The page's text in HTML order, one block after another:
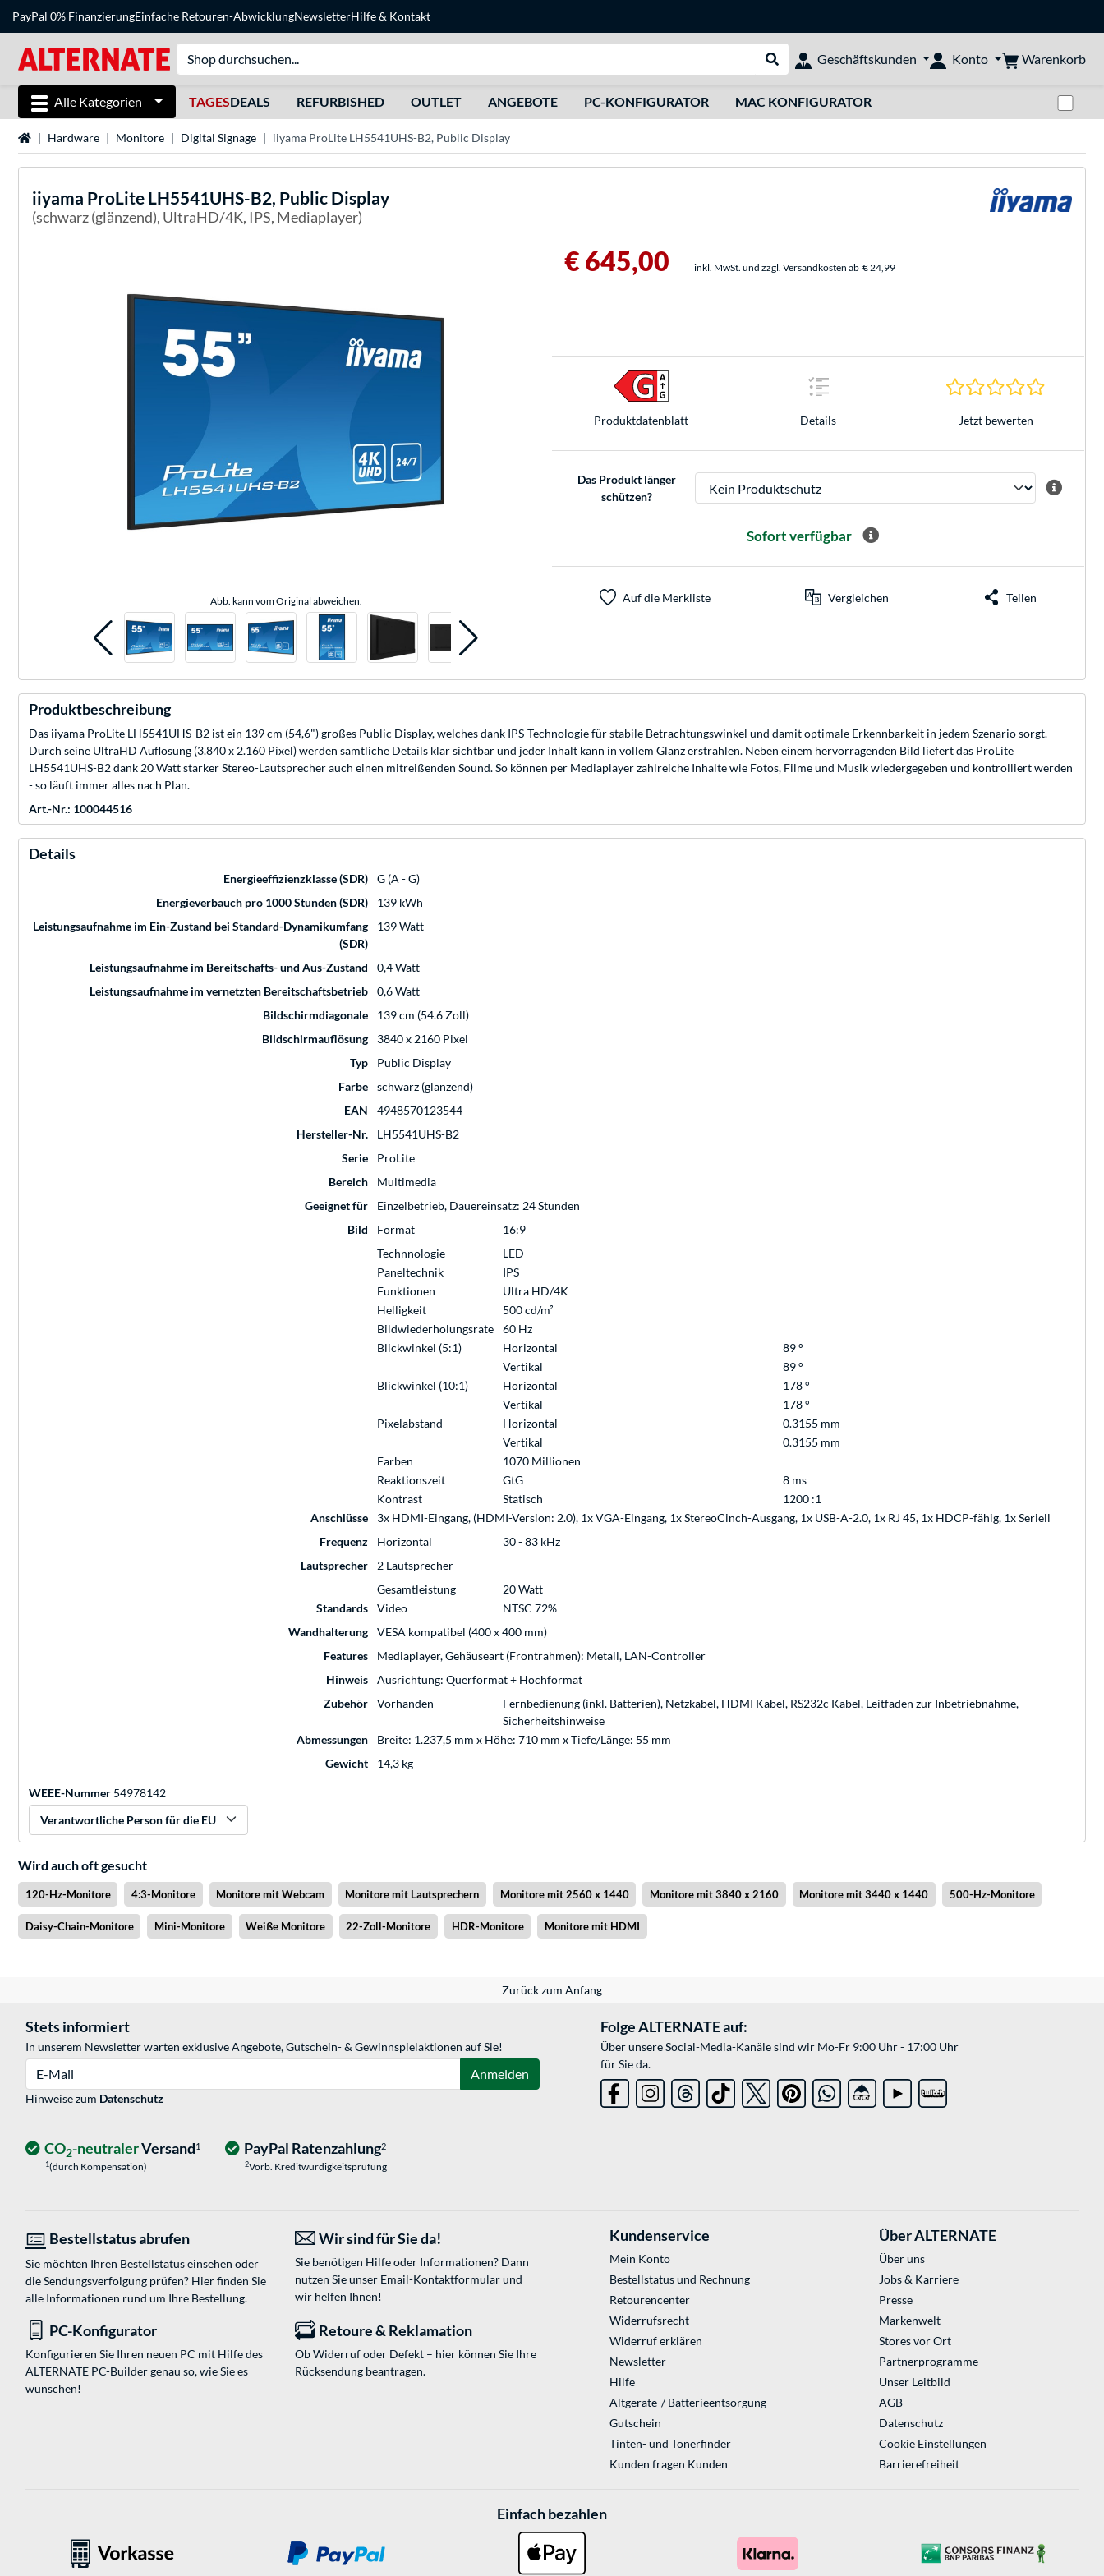
PayPal 0% FinanzierungEinfache Retouren-AbwicklungNewsletterHilfe& Kontakt
Suche durchführen
Geschäftskunden Konto Warenkorb
Alle Kategorien TAGESDEALS REFURBISHED OUTLET ANGEBOTE PC-KONFIGURATOR MAC KONFIGURATOR
StartseiteHardware Monitore Digital Signage iiyama ProLite LH5541UHS-B2, Public Display
iiyama ProLite LH5541UHS-B2, Public Display
(schwarz (glänzend), UltraHD/4K, IPS, Mediaplayer)
Abb. kann vom Original abweichen.
€ 645,00 inkl. MwSt. und zzgl. Versandkosten ab € 24,99
Produkt­datenblatt Details
0.0 Sterne
Jetzt bewerten
Das Produkt länger
schützen?
Sofort verfügbar
Auf die Merkliste Vergleichen Teilen
Produktbeschreibung
Das iiyama ProLite LH5541UHS-B2 ist ein 139 cm (54,6") großes Public Display, welches dank IPS-Technologie für stabile Betrachtungswinkel und damit optimale Erkennbarkeit in jedem Szenario sorgt.
Durch seine UltraHD Auflösung (3.840 x 2.160 Pixel) werden sämtliche Details klar sichtbar und jeder Inhalt kann in vollem Glanz erstrahlen. Neben einem hervorragenden Bild liefert das ProLite
LH5541UHS-B2 dank 20 Watt starker Stereo-Lautsprecher auch einen mitreißenden Sound. So können per Mediaplayer zahlreiche Inhalte wie Fotos, Filme und Musik wiedergegeben und kontrolliert werden
- so läuft immer alles nach Plan.
Art.-Nr.: 100044516
Details
Energieeffizienzklasse (SDR)
G (A - G)
Energieverbauch pro 1000 Stunden (SDR)
139 kWh
Leistungsaufnahme im Ein-Zustand bei Standard-Dynamikumfang
(SDR)
139 Watt
Leistungsaufnahme im Bereitschafts- und Aus-Zustand
0,4 Watt
Leistungsaufnahme im vernetzten Bereitschaftsbetrieb
0,6 Watt
Bildschirmdiagonale
139 cm (54.6 Zoll)
Bildschirmauflösung
3840 x 2160 Pixel
Typ
Public Display
Farbe
schwarz (glänzend)
EAN
4948570123544
Hersteller-Nr.
LH5541UHS-B2
Serie
ProLite
Bereich
Multimedia
Geeignet für
Einzelbetrieb, Dauereinsatz: 24 Stunden
Bild
Format
16:9
Technnologie
LED
Paneltechnik
IPS
Funktionen
Ultra HD/4K
Helligkeit
500 cd/m²
Bildwiederholungsrate
60 Hz
Blickwinkel (5:1)
Horizontal
89 °
Vertikal
89 °
Blickwinkel (10:1)
Horizontal
178 °
Vertikal
178 °
Pixelabstand
Horizontal
0.3155 mm
Vertikal
0.3155 mm
Farben
1070 Millionen
Reaktionszeit
GtG
8 ms
Kontrast
Statisch
1200 :1
Anschlüsse
3x HDMI-Eingang, (HDMI-Version: 2.0), 1x VGA-Eingang, 1x StereoCinch-Ausgang, 1x USB-A-2.0, 1x RJ 45, 1x HDCP-fähig, 1x Seriell
Frequenz
Horizontal
30 - 83 kHz
Lautsprecher
2 Lautsprecher
Gesamtleistung
20 Watt
Standards
Video
NTSC 72%
Wandhalterung
VESA kompatibel (400 x 400 mm)
Features
Mediaplayer, Gehäuseart (Frontrahmen): Metall, LAN-Controller
Hinweis
Ausrichtung: Querformat + Hochformat
Zubehör
Vorhanden
Fernbedienung (inkl. Batterien), Netzkabel, HDMI Kabel, RS232c Kabel, Leitfaden zur Inbetriebnahme,
Sicherheitshinweise
Abmessungen
Breite: 1.237,5 mm x Höhe: 710 mm x Tiefe/Länge: 55 mm
Gewicht
14,3 kg
WEEE-Nummer 54978142
Verantwortliche Person für die EU
Wird auch oft gesucht
120-Hz-Monitore 4:3-Monitore Monitore mit Webcam Monitore mit Lautsprechern Monitore mit 2560 x 1440 Monitore mit 3840 x 2160 Monitore mit 3440 x 1440 500-Hz-Monitore
Daisy-Chain-Monitore Mini-Monitore Weiße Monitore 22-Zoll-Monitore HDR-Monitore Monitore mit HDMI
Zurück zum Anfang
Stets informiert
In unserem Newsletter warten exklusive Angebote, Gutschein- & Gewinnspielaktionen auf Sie!
Anmelden
Hinweise zum Datenschutz
Folge ALTERNATE auf:
Über unsere Social-Media-Kanäle sind wir Mo-Fr 9:00 Uhr - 17:00 Uhr
für Sie da.
CO2-neutralerVersand1
1(durch Kompensation)
PayPal Ratenzahlung2
2Vorb. Kreditwürdigkeitsprüfung
Bestellstatus abrufen
Sie möchten Ihren Bestellstatus einsehen oder
die Sendungsverfolgung prüfen? Hier finden Sie
alle Informationen rund um Ihre Bestellung.
Wir sind für Sie da!
Sie benötigen Hilfe oder Informationen? Dann
nutzen Sie unser Email-Kontaktformularund
wir helfen Ihnen!
PC-Konfigurator
Konfigurieren Sie Ihren neuen PC mit Hilfe des
ALTERNATE PC-Builder genau so, wie Sie es
wünschen!
Retoure & Reklamation
Ob Widerruf oder Defekt – hier können Sie Ihre
Rücksendung beantragen.
Kundenservice
Mein Konto
Bestellstatus und Rechnung
Retourencenter
Widerrufsrecht
Widerruf erklären
Newsletter
Hilfe
Altgeräte-/ Batterieentsorgung
Gutschein
Tinten- und Tonerfinder
Kunden fragen Kunden
Über ALTERNATE
Über uns
Jobs & Karriere
Presse
Markenwelt
Stores vor Ort
Partnerprogramme
Unser Leitbild
AGB
Datenschutz
Cookie Einstellungen
Barrierefreiheit
Einfach bezahlen